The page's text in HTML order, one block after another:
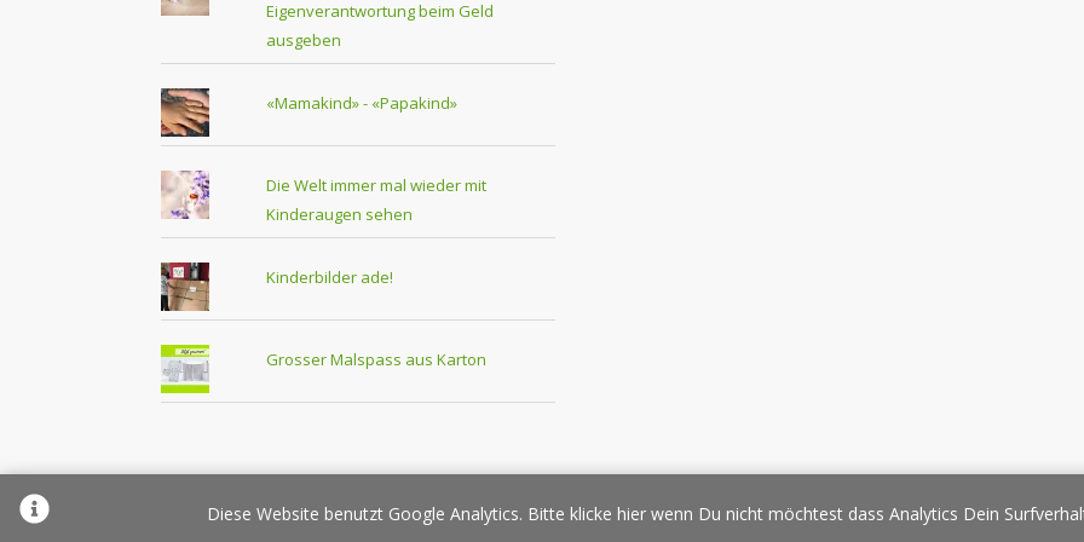
Eigenverantwortung beim Geld
ausgeben
«Mamakind» - «Papakind»
Die Welt immer mal wieder mit
Kinderaugen sehen
Kinderbilder ade!
Grosser Malspass aus Karton
Über Elternplanet Pressespiegel Werbung/Sponsoring Impressum Copyright
Diese Website benutzt Google Analytics. Bitte klicke hier wenn Du nicht möchtest dass Analytics Dein